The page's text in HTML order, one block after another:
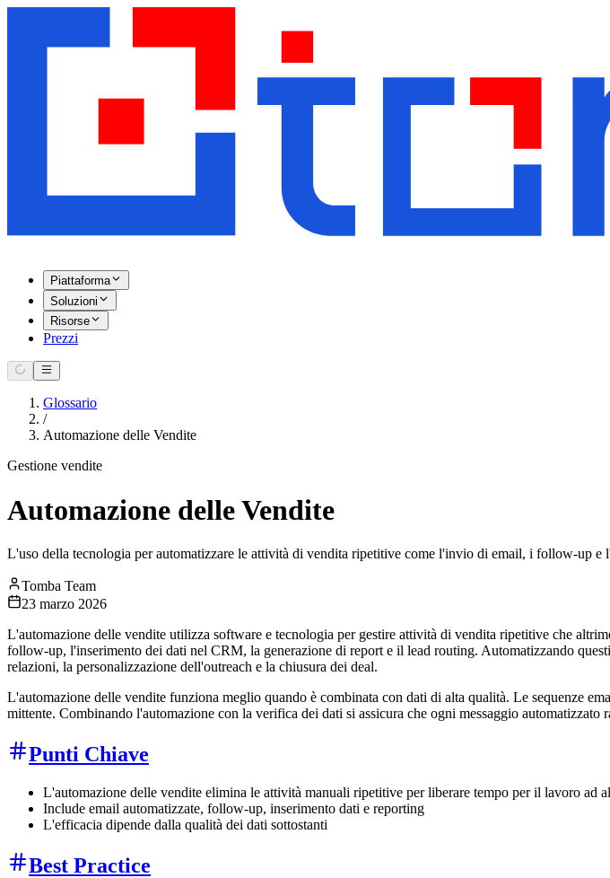
Piattaforma
Soluzioni
Risorse
Prezzi
Glossario
/
Automazione delle Vendite
Gestione vendite
Automazione delle Vendite
L'uso della tecnologia per automatizzare le attività di vendita ripetitive come l'invio di email, i follow-up e
Tomba Team
23 marzo 2026
L'automazione delle vendite utilizza software e tecnologia per gestire attività di vendita ripetitive che
follow-up, l'inserimento dei dati nel CRM, la generazione di report e il lead routing. Automatizzando
relazioni, la personalizzazione dell'outreach e la chiusura dei deal.
L'automazione delle vendite funziona meglio quando è combinata con dati di alta qualità. Le sequenze
mittente. Combinando l'automazione con la verifica dei dati si assicura che ogni messaggio automatizzato
Punti Chiave
L'automazione delle vendite elimina le attività manuali ripetitive per liberare tempo per il lavoro ad
Include email automatizzate, follow-up, inserimento dati e reporting
L'efficacia dipende dalla qualità dei dati sottostanti
Best Practice